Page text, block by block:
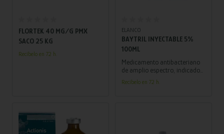
FLORTEK 40 MG/G PMX
SACO 25 KG
Recíbelo en 72 h.
ELANCO
BAYTRIL INYECTABLE 5%
100ML
Medicamento antibacteriano
de amplio espectro, indicado
para acabar con una serie de
bacterias patógenas, que son
Recíbelo en 72 h.